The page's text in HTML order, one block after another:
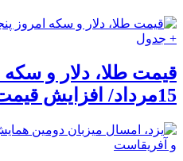
قیمت طلا، دلار و سکه
15مرداد/ افزایش قیمت ها + جدول